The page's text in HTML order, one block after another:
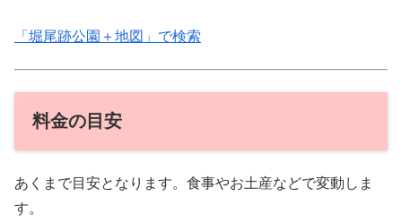
「堀尾跡公園＋地図」で検索
料金の目安
あくまで目安となります。食事やお土産などで変動しま
す。